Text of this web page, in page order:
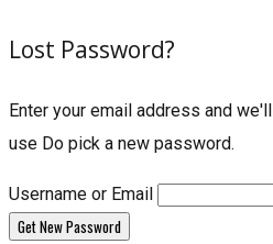
Lost Password?
Enter your email address and
use Do pick a new password.
Username or Email